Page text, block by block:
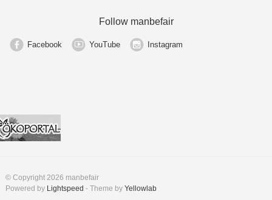
Follow manbefair
Facebook YouTube Instagram
© Copyright 2026 manbefair
Powered by Lightspeed - Theme by Yellowlab